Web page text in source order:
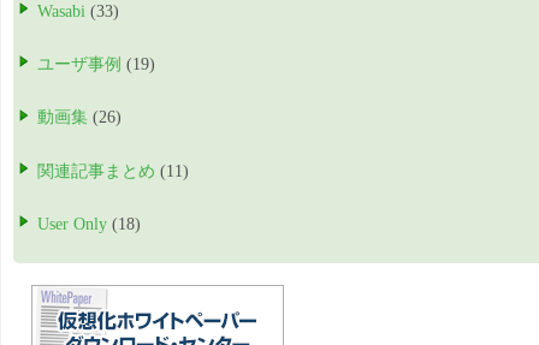
Wasabi (33)
ユーザ事例 (19)
動画集 (26)
関連記事まとめ (11)
User Only (18)